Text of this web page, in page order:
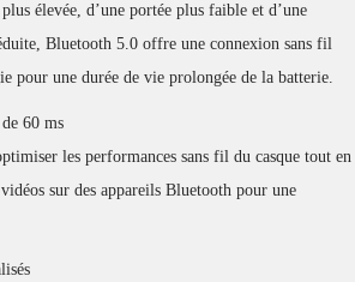
élevée, d’une portée plus faible et d’une
Bluetooth 5.0 offre une connexion sans fil
pour une durée de vie prolongée de la batterie.
60 ms
les performances sans fil du casque tout en
sur des appareils Bluetooth pour une